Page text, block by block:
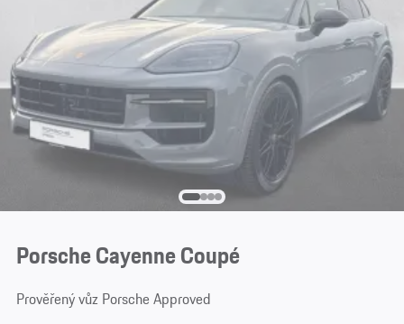
Porsche Cayenne Coupé
Prověřený vůz Porsche Approved